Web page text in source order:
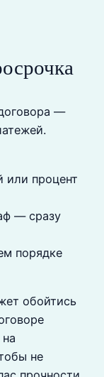
—
процент
— сразу
порядке
обойтись
не